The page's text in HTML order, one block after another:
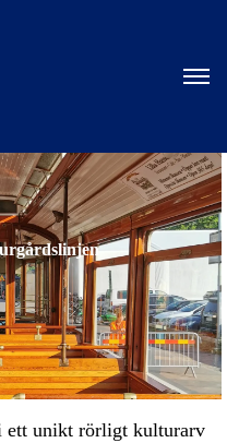
ett unikt rörligt kulturarv